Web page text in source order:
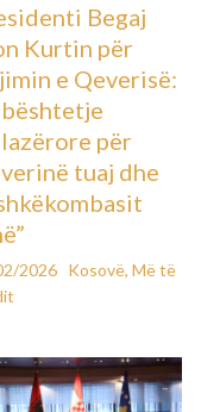
Begaj
Kurtin për
e Qeverisë:
për
tuaj dhe
2026 Kosovë, Më të